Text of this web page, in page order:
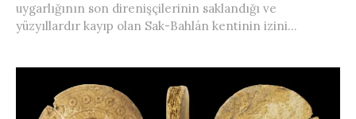
uygarlığının son direnişçilerinin saklandığı ve
yüzyıllardır kayıp olan Sak-Bahlán kentinin izini...